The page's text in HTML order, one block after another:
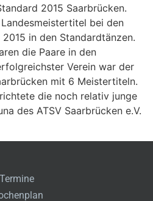
2015 Saarbrücken.
bei den
in den Standardtänzen.
die Paare in den
Verein war der
mit 6 Meistertiteln.
die noch relativ junge
des ATSV Saarbrücken e.V.
Termine